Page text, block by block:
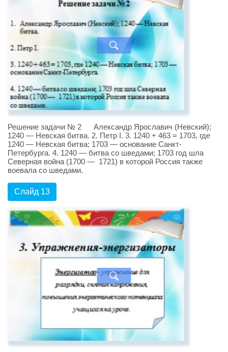
Решение задачи № 2 Александр Ярославич (Невский);
1240 — Невская битва. 2. Петр I. 3. 1240 + 463 = 1703, где
1240 — Невская битва; 1703 — основание Санкт-
Петербурга. 4. 1240 — битва со шведами; 1703 год шла
Северная война (1700 — 1721) в которой Россия также
воевала со шведами.
Слайд 13